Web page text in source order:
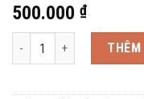
500.000 ₫
Đầu tóc giả soăn tím khói -
THÊM